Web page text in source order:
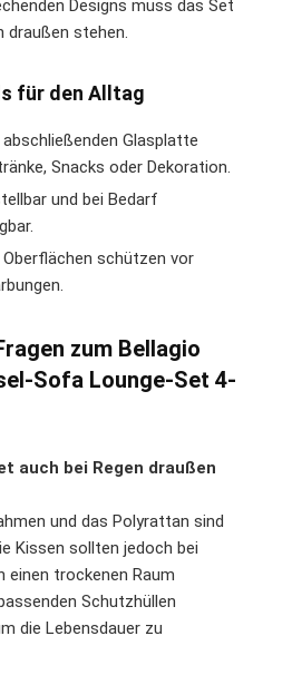
Designs muss das Set
stehen.
für den Alltag
Glasplatte
Snacks oder Dekoration.
und bei Bedarf
schützen vor
zum Bellagio
Sofa Lounge-Set 4-
auch bei Regen draußen
und das Polyrattan sind
Kissen sollten jedoch bei
einen trockenen Raum
Schutzhüllen
die Lebensdauer zu